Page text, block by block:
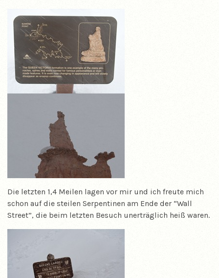
Die letzten 1,4 Meilen lagen vor mir und ich freute mich
schon auf die steilen Serpentinen am Ende der “Wall
Street”, die beim letzten Besuch unerträglich heiß waren.